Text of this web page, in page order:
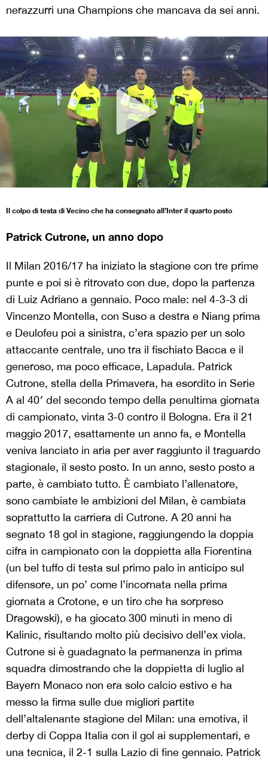
nerazzurri una Champions che mancava da sei anni.
Il colpo di testa di Vecino che ha consegnato all’Inter il quarto posto
Patrick Cutrone, un anno dopo
Il Milan 2016/17 ha iniziato la stagione con tre prime
punte e poi si è ritrovato con due, dopo la partenza
di Luiz Adriano a gennaio. Poco male: nel 4-3-3 di
Vincenzo Montella, con Suso a destra e Niang prima
e Deulofeu poi a sinistra, c’era spazio per un solo
attaccante centrale, uno tra il fischiato Bacca e il
generoso, ma poco efficace, Lapadula. Patrick
Cutrone, stella della Primavera, ha esordito in Serie
A al 40′ del secondo tempo della penultima giornata
di campionato, vinta 3-0 contro il Bologna. Era il 21
maggio 2017, esattamente un anno fa, e Montella
veniva lanciato in aria per aver raggiunto il traguardo
stagionale, il sesto posto. In un anno, sesto posto a
parte, è cambiato tutto. È cambiato l’allenatore,
sono cambiate le ambizioni del Milan, è cambiata
soprattutto la carriera di Cutrone. A 20 anni ha
segnato 18 gol in stagione, raggiungendo la doppia
cifra in campionato con la doppietta alla Fiorentina
(un bel tuffo di testa sul primo palo in anticipo sul
difensore, un po’ come l’incornata nella prima
giornata a Crotone, e un tiro che ha sorpreso
Dragowski), e ha giocato 300 minuti in meno di
Kalinic, risultando molto più decisivo dell’ex viola.
Cutrone si è guadagnato la permanenza in prima
squadra dimostrando che la doppietta di luglio al
Bayern Monaco non era solo calcio estivo e ha
messo la firma sulle due migliori partite
dell’altalenante stagione del Milan: una emotiva, il
derby di Coppa Italia con il gol ai supplementari, e
una tecnica, il 2-1 sulla Lazio di fine gennaio. Patrick